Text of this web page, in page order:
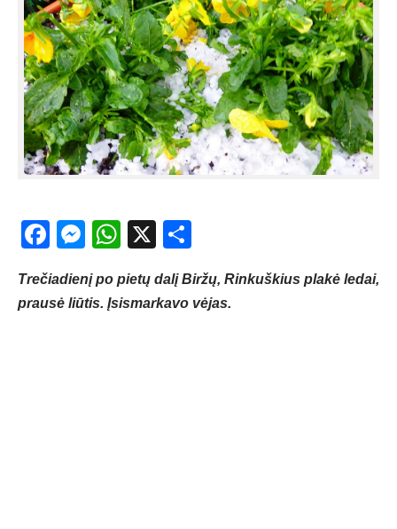
Facebook
Messenger
WhatsApp
X
Trečiadienį po pietų dalį Biržų, Rinkuškius plakė ledai,
prausė liūtis. Įsismarkavo vėjas.